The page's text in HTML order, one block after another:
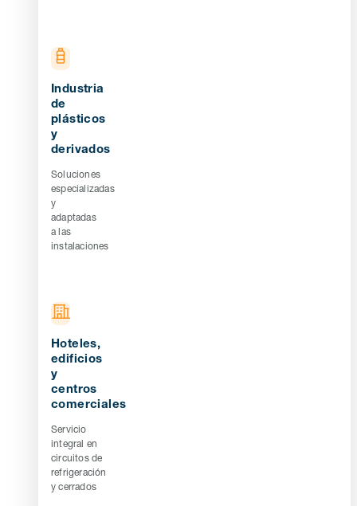
Industria
de
plásticos
y
derivados
Soluciones
especializadas
y
adaptadas
a las
instalaciones
Hoteles,
edificios
y
centros
comerciales
Servicio
integral en
circuitos de
refrigeración
y cerrados